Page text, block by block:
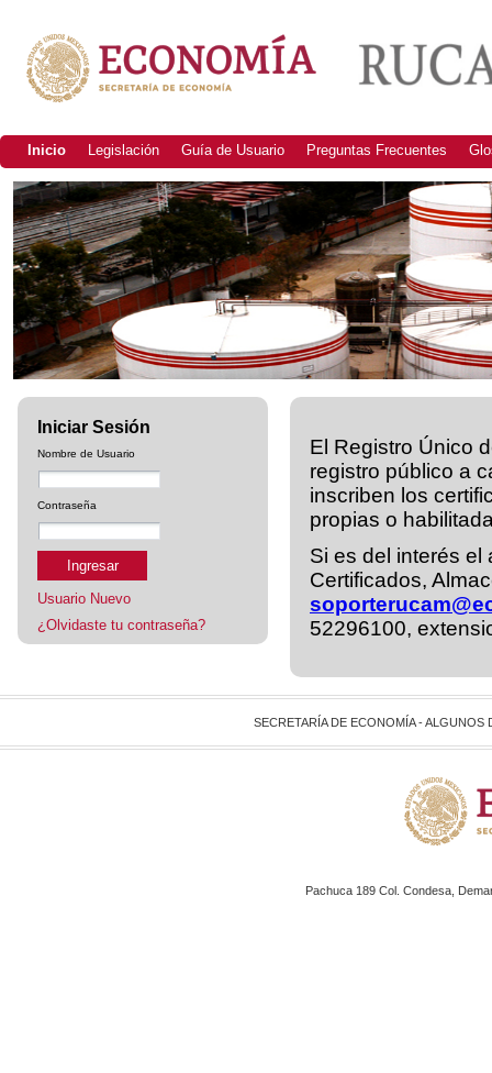
Inicio Legislación Guía de Usuario Preguntas Frecuentes
Iniciar Sesión
Nombre de Usuario
Contraseña
Ingresar
Usuario Nuevo
¿Olvidaste tu contraseña?
El Registro Único
registro público a
inscriben los
propias o
Si es del interés
Certificados,
52296100,
SECRETARÍA DE ECONOMÍA -
Pachuca 189 Col. Condesa,